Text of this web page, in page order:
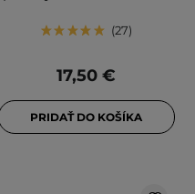
27
17,50 €
PRIDAŤ DO KOŠÍKA